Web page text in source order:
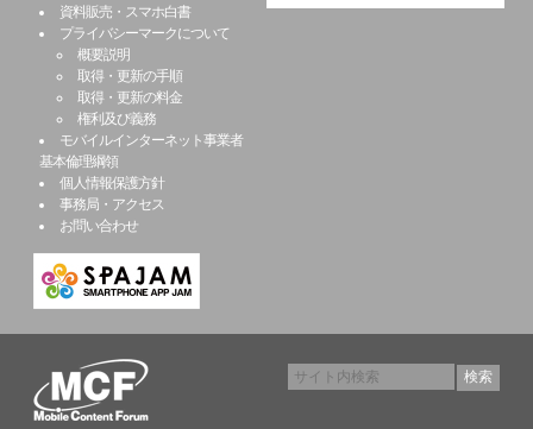
資料販売・スマホ白書
プライバシーマークについて
概要説明
取得・更新の手順
取得・更新の料金
権利及び義務
モバイルインターネット事業者
基本倫理綱領
個人情報保護方針
事務局・アクセス
お問い合わせ